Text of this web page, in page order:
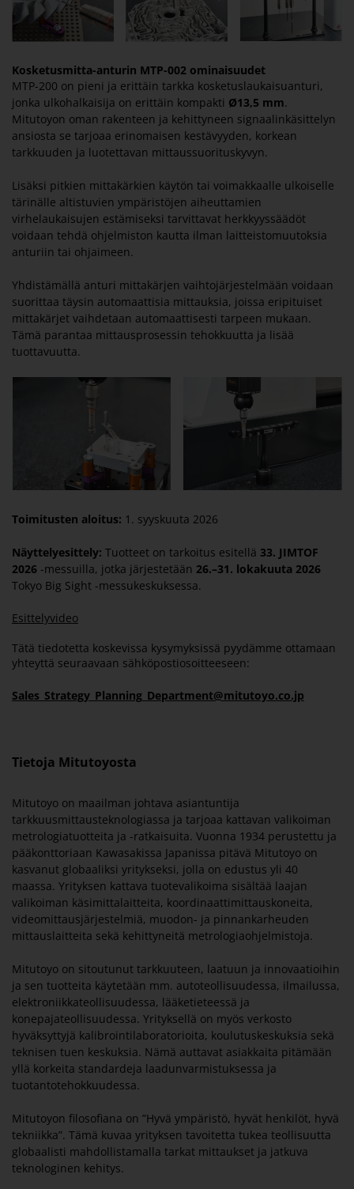
Kosketusmitta-anturin MTP-002 ominaisuudet
MTP-200 on pieni ja erittäin tarkka kosketuslaukaisuanturi,
jonka ulkohalkaisija on erittäin kompakti Ø13,5 mm.
Mitutoyon oman rakenteen ja kehittyneen signaalinkäsittelyn
ansiosta se tarjoaa erinomaisen kestävyyden, korkean
tarkkuuden ja luotettavan mittaussuorituskyvyn.
Lisäksi pitkien mittakärkien käytön tai voimakkaalle ulkoiselle
tärinälle altistuvien ympäristöjen aiheuttamien
virhelaukaisujen estämiseksi tarvittavat herkkyyssäädöt
voidaan tehdä ohjelmiston kautta ilman laitteistomuutoksia
anturiin tai ohjaimeen.
Yhdistämällä anturi mittakärjen vaihtojärjestelmään voidaan
suorittaa täysin automaattisia mittauksia, joissa eripituiset
mittakärjet vaihdetaan automaattisesti tarpeen mukaan.
Tämä parantaa mittausprosessin tehokkuutta ja lisää
tuottavuutta.
Toimitusten aloitus: 1. syyskuuta 2026
Näyttelyesittely: Tuotteet on tarkoitus esitellä 33. JIMTOF
2026 -messuilla, jotka järjestetään 26.–31. lokakuuta 2026
Tokyo Big Sight -messukeskuksessa.
Esittelyvideo
Tätä tiedotetta koskevissa kysymyksissä pyydämme ottamaan
yhteyttä seuraavaan sähköpostiosoitteeseen:
Sales_Strategy_Planning_Department@mitutoyo.co.jp
Tietoja Mitutoyosta
Mitutoyo on maailman johtava asiantuntija
tarkkuusmittausteknologiassa ja tarjoaa kattavan valikoiman
metrologiatuotteita ja -ratkaisuita. Vuonna 1934 perustettu ja
pääkonttoriaan Kawasakissa Japanissa pitävä Mitutoyo on
kasvanut globaaliksi yritykseksi, jolla on edustus yli 40
maassa. Yrityksen kattava tuotevalikoima sisältää laajan
valikoiman käsimittalaitteita, koordinaattimittauskoneita,
videomittausjärjestelmiä, muodon- ja pinnankarheuden
mittauslaitteita sekä kehittyneitä metrologiaohjelmistoja.
Mitutoyo on sitoutunut tarkkuuteen, laatuun ja innovaatioihin
ja sen tuotteita käytetään mm. autoteollisuudessa, ilmailussa,
elektroniikkateollisuudessa, lääketieteessä ja
konepajateollisuudessa. Yrityksellä on myös verkosto
hyväksyttyjä kalibrointilaboratorioita, koulutuskeskuksia sekä
teknisen tuen keskuksia. Nämä auttavat asiakkaita pitämään
yllä korkeita standardeja laadunvarmistuksessa ja
tuotantotehokkuudessa.
Mitutoyon filosofiana on ”Hyvä ympäristö, hyvät henkilöt, hyvä
tekniikka”. Tämä kuvaa yrityksen tavoitetta tukea teollisuutta
globaalisti mahdollistamalla tarkat mittaukset ja jatkuva
teknologinen kehitys.